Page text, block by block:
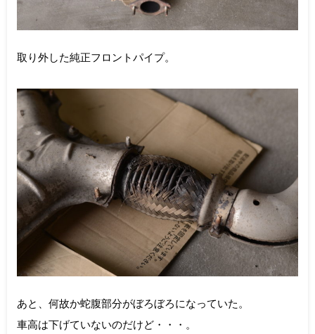
取り外した純正フロントパイプ。
あと、何故か蛇腹部分がぼろぼろになっていた。
車高は下げていないのだけど・・・。